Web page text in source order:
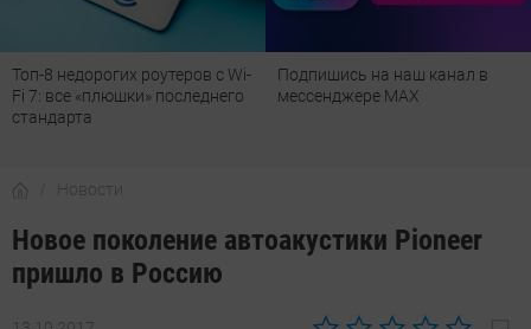
Подпишись на наш канал в
мессенджере МАХ
Рейтинг телевизоров 2026:
лучшие модели для гостиной,
Новости
Новое поколение автоакустики Pioneer
пришло в Россию